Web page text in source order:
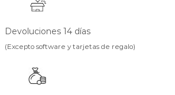
Devoluciones 14 días
(Excepto software y tarjetas de regalo)